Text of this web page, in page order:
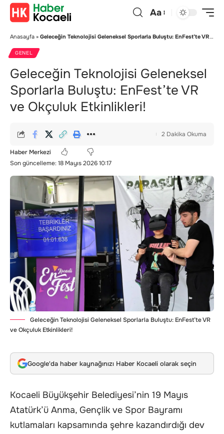
Aa
Anasayfa » Geleceğin Teknolojisi Geleneksel Sporlarla Buluştu: EnFest’te VR ve Okçuluk Etkinlikleri!
GENEL
Geleceğin Teknolojisi Geleneksel
Sporlarla Buluştu: EnFest’te VR
ve Okçuluk Etkinlikleri!
Son güncelleme: 18 Mayıs 2026 10:17
Haber Merkezi
2 Dakika Okuma
Geleceğin Teknolojisi Geleneksel Sporlarla Buluştu: EnFest’te VR
ve Okçuluk Etkinlikleri!
Google'da haber kaynağınızı Haber Kocaeli olarak seçin
Kocaeli Büyükşehir Belediyesi’nin 19 Mayıs
Atatürk’ü Anma, Gençlik ve Spor Bayramı
kutlamaları kapsamında şehre kazandırdığı dev